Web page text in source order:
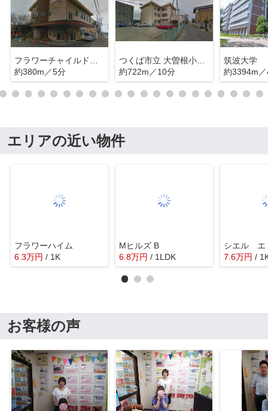
約380m／5分
つくば市立 大曽根小学校
約722m／10分
筑波大学
約3394m
エリアの近い物件
フラワーハイム
6.3万円 / 1K
Mヒルズ B
6.8万円 / 1LDK 7.6万円 /
お客様の声